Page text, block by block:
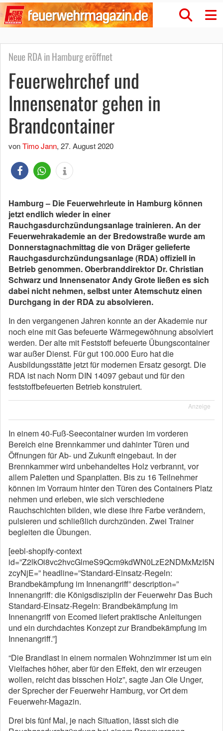
Neue RDA in Hamburg eröffnet
Feuerwehrchef und
Innensenator gehen in
Brandcontainer
vonTimo Jann, 27. August 2020
Hamburg – Die Feuerwehrleute in Hamburg können
jetzt endlich wieder in einer
Rauchgasdurchzündungsanlage trainieren. An der
Feuerwehrakademie an der Bredowstraße wurde am
Donnerstagnachmittag die von Dräger gelieferte
Rauchgasdurchzündungsanlage (RDA) offiziell in
Betrieb genommen. Oberbranddirektor Dr. Christian
Schwarz und Innensenator Andy Grote ließen es sich
dabei nicht nehmen, selbst unter Atemschutz einen
Durchgang in der RDA zu absolvieren.
In den vergangenen Jahren konnte an der Akademie nur
noch eine mit Gas befeuerte Wärmegewöhnung absolviert
werden. Der alte mit Feststoff befeuerte Übungscontainer
war außer Dienst. Für gut 100.000 Euro hat die
Ausbildungsstätte jetzt für modernen Ersatz gesorgt. Die
RDA ist nach Norm DIN 14097 gebaut und für den
feststoffbefeuerten Betrieb konstruiert.
Anzeige
In einem 40-Fuß-Seecontainer wurden im vorderen
Bereich eine Brennkammer und dahinter Türen und
Öffnungen für Ab- und Zukunft eingebaut. In der
Brennkammer wird unbehandeltes Holz verbrannt, vor
allem Paletten und Spanplatten. Bis zu 16 Teilnehmer
können im Vorraum hinter den Türen des Containers Platz
nehmen und erleben, wie sich verschiedene
Rauchschichten bilden, wie diese ihre Farbe verändern,
pulsieren und schließlich durchzünden. Zwei Trainer
begleiten die Übungen.
[eebl-shopify-context
id=”Z2lkOi8vc2hvcGlmeS9Qcm9kdWN0LzE2NDMxMzI5N
zcyNjE=” headline=”Standard-Einsatz-Regeln:
Brandbekämpfung im Innenangriff” description=”
Innenangriff: die Königsdisziplin der Feuerwehr Das Buch
Standard-Einsatz-Regeln: Brandbekämpfung im
Innenangriff von Ecomed liefert praktische Anleitungen
und ein durchdachtes Konzept zur Brandbekämpfung im
Innenangriff.”]
“Die Brandlast in einem normalen Wohnzimmer ist um ein
Vielfaches höher, aber für den Effekt, den wir erzeugen
wollen, reicht das bisschen Holz”, sagte Jan Ole Unger,
der Sprecher der Feuerwehr Hamburg, vor Ort dem
Feuerwehr-Magazin.
Drei bis fünf Mal, je nach Situation, lässt sich die